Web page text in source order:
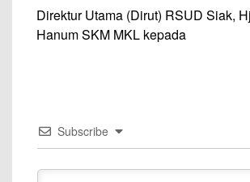
Direktur Utama (Dirut) RSUD Siak,
Hanum SKM MKL kepada
Subscribe